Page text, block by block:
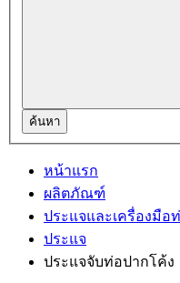
ค้นหา
หน้าแรก
ผลิตภัณฑ์
ประแจและเครื่องมือ
ประแจ
ประแจจับท่อปากโค้ง